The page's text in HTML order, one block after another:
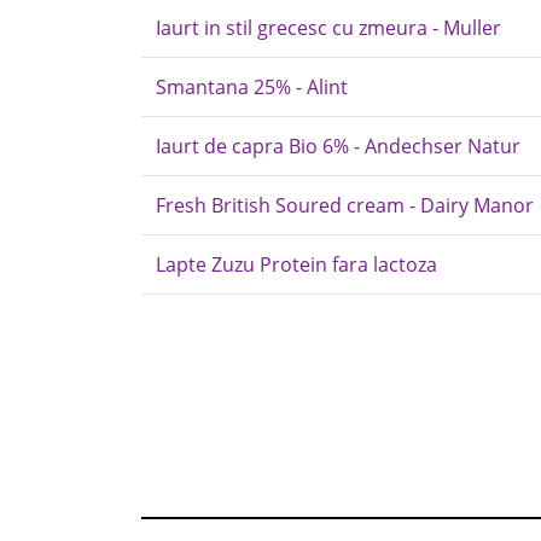
Iaurt in stil grecesc cu zmeura - Muller
Smantana 25% - Alint
Iaurt de capra Bio 6% - Andechser Natur
Fresh British Soured cream - Dairy Manor
Lapte Zuzu Protein fara lactoza